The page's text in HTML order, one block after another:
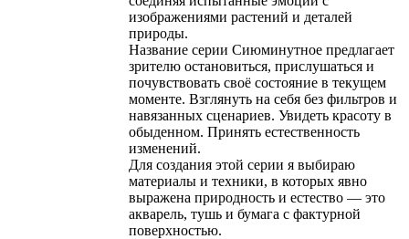
изображениями растений и деталей
природы.
Название серии Сиюминутное предлагает
зрителю остановиться, прислушаться и
почувствовать своё состояние в текущем
моменте. Взглянуть на себя без фильтров и
навязанных сценариев. Увидеть красоту в
обыденном. Принять естественность
изменений.
Для создания этой серии я выбираю
материалы и техники, в которых явно
выражена природность и естество — это
акварель, тушь и бумага с фактурной
поверхностью.